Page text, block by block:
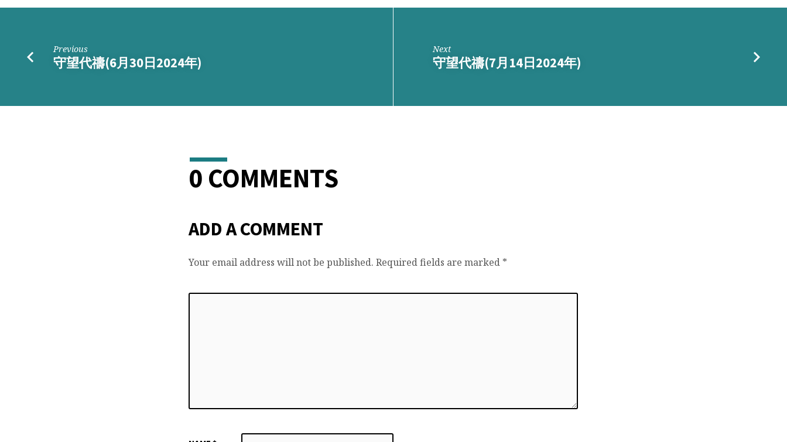
Previous
守望代禱(6月30日2024年)
Next
守望代禱(7月14日2024年)
0 COMMENTS
ADD A COMMENT
Your email address will not be published. Required fields are marked *